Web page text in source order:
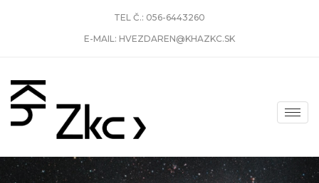
TEL Č.: 056-6443260
E-MAIL: HVEZDAREN@KHAZKC.SK